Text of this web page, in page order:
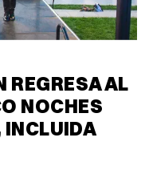
REGRESA AL
NOCHES
INCLUIDA